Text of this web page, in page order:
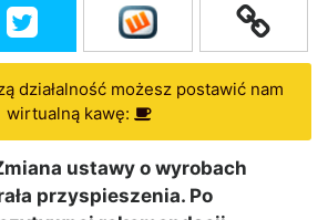
działalność możesz postawić nam
wirtualną kawę:
ustawy o wyrobach
przyspieszenia. Po